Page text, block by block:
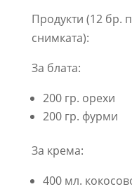
Продукти (12 бр.
снимката):
За блата:
200 гр. орехи
200 гр. фурми
За крема:
400 мл.